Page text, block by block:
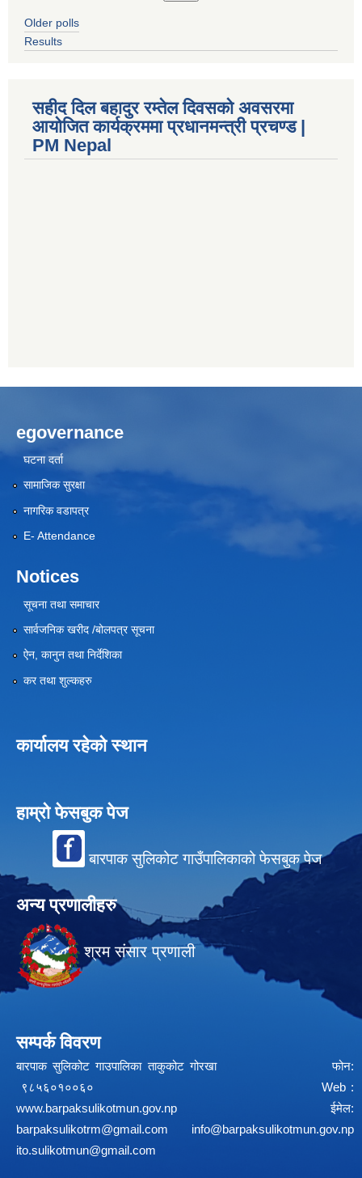
Older polls
Results
सहीद दिल बहादुर रम्तेल दिवसको अवसरमा
आयोजित कार्यक्रममा प्रधानमन्त्री प्रचण्ड |
PM Nepal
egovernance
घटना दर्ता
सामाजिक सुरक्षा
नागरिक वडापत्र
E- Attendance
Notices
सूचना तथा समाचार
सार्वजनिक खरीद /बोलपत्र सूचना
ऐन, कानुन तथा निर्देशिका
कर तथा शुल्कहरु
कार्यालय रहेको स्थान
हाम्रो फेसबुक पेज
बारपाक सुलिकोट गाउँपालिकाको फेसबुक पेज
अन्य प्रणालीहरु
श्रम संसार प्रणाली
सम्पर्क विवरण
बारपाक सुलिकोट गाउपालिका ताकुकोट गोरखा फोन:
९८५६०१००६० Web :
www.barpaksulikotmun.gov.np
ईमेल:
barpaksulikotrm@gmail.com
info@barpaksulikotmun.gov.np
ito.sulikotmun@gmail.com